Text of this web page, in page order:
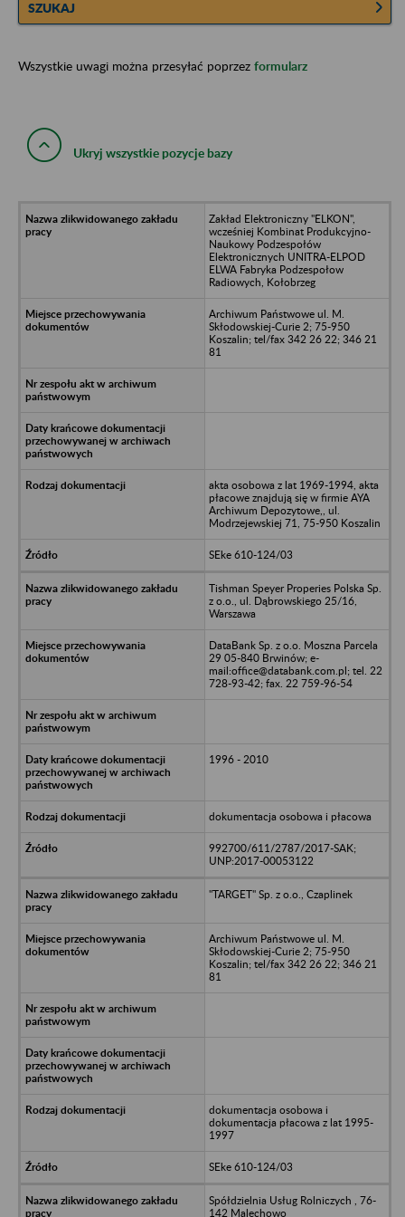
SZUKAJ
Wszystkie uwagi można przesyłać poprzez formularz
Ukryj wszystkie pozycje bazy
Zakład Elektroniczny "ELKON",
wcześniej Kombinat Produkcyjno-
Naukowy Podzespołów
Elektronicznych UNITRA-ELPOD
ELWA Fabryka Podzespołow
Radiowych, Kołobrzeg
Archiwum Państwowe ul. M.
Skłodowskiej-Curie 2; 75-950
Koszalin; tel/fax 342 26 22; 346 21
81
akta osobowa z lat 1969-1994, akta
płacowe znajdują się w firmie AYA
Archiwum Depozytowe,, ul.
Modrzejewskiej 71, 75-950 Koszalin
SEke 610-124/03
Tishman Speyer Properies Polska Sp.
z o.o., ul. Dąbrowskiego 25/16,
Warszawa
DataBank Sp. z o.o. Moszna Parcela
29 05-840 Brwinów; e-
mail:office@databank.com.pl; tel. 22
728-93-42; fax. 22 759-96-54
1996 - 2010
dokumentacja osobowa i płacowa
992700/611/2787/2017-SAK;
UNP:2017-00053122
"TARGET" Sp. z o.o., Czaplinek
Archiwum Państwowe ul. M.
Skłodowskiej-Curie 2; 75-950
Koszalin; tel/fax 342 26 22; 346 21
81
dokumentacja osobowa i
dokumentacja płacowa z lat 1995-
1997
SEke 610-124/03
Spółdzielnia Usług Rolniczych , 76-
142 Malechowo